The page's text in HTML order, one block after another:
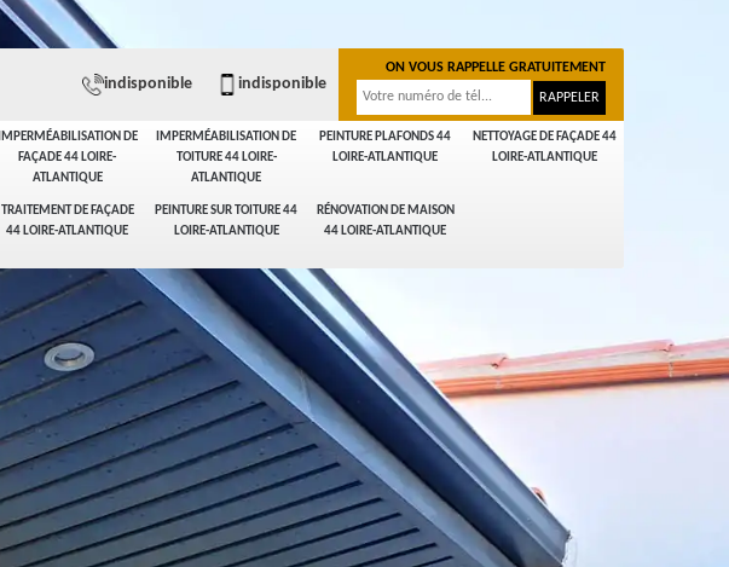
IMPERMÉABILISATION DE
FAÇADE 44 LOIRE-
ATLANTIQUE
IMPERMÉABILISATION DE
TOITURE 44 LOIRE-
ATLANTIQUE
PEINTURE PLAFONDS 44
LOIRE-ATLANTIQUE
NETTOYAGE DE FAÇADE 44
LOIRE-ATLANTIQUE
TRAITEMENT DE FAÇADE
44 LOIRE-ATLANTIQUE
PEINTURE SUR TOITURE 44
LOIRE-ATLANTIQUE
RÉNOVATION DE MAISON
44 LOIRE-ATLANTIQUE
indisponible indisponible
ON VOUS RAPPELLE GRATUITEMENT